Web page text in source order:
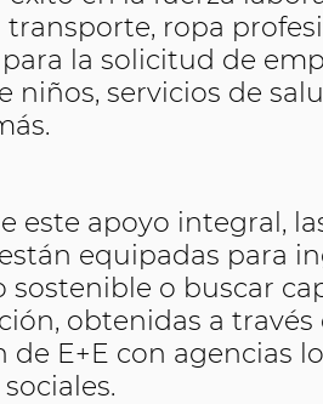
ropa
la solicitud de
niños, servicios de
este apoyo integral,
equipadas para
sostenible o buscar
obtenidas a través
de E+E con agencias